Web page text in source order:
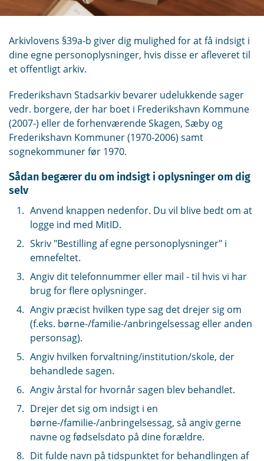
Arkivlovens §39a-b giver dig mulighed for at få indsigt i
dine egne personoplysninger, hvis disse er afleveret til
et offentligt arkiv.
Frederikshavn Stadsarkiv bevarer udelukkende sager
vedr. borgere, der har boet i Frederikshavn Kommune
(2007-) eller de forhenværende Skagen, Sæby og
Frederikshavn Kommuner (1970-2006) samt
sognekommuner før 1970.
Sådan begærer du om indsigt i oplysninger om dig
selv
Anvend knappen nedenfor. Du vil blive bedt om at
logge ind med MitID.
Skriv "Bestilling af egne personoplysninger" i
emnefeltet.
Angiv dit telefonnummer eller mail - til hvis vi har
brug for flere oplysninger.
Angiv præcist hvilken type sag det drejer sig om
(f.eks. børne-/familie-/anbringelsessag eller anden
personsag).
Angiv hvilken forvaltning/institution/skole, der
behandlede sagen.
Angiv årstal for hvornår sagen blev behandlet.
Drejer det sig om indsigt i en
børne-/familie-/anbringelsessag, så angiv gerne
navne og fødselsdato på dine forældre.
Dit fulde navn på tidspunktet for behandlingen af